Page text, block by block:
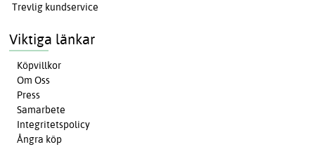
Trevlig kundservice
Viktiga länkar
Köpvillkor
Om Oss
Press
Samarbete
Integritetspolicy
Ångra köp